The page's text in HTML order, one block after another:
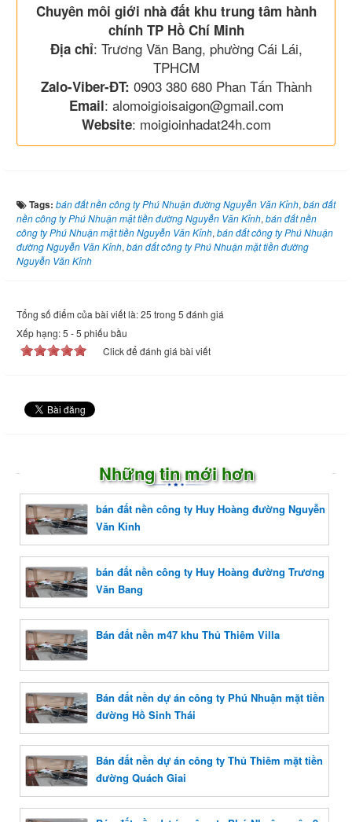
Chuyên môi giới nhà đất khu trung tâm hành
chính TP Hồ Chí Minh
Địa chỉ: Trương Văn Bang, phường Cái Lái,
TPHCM
Zalo-Viber-ĐT: 0903 380 680 Phan Tấn Thành
Email: alomoigioisaigon@gmail.com
Website: moigioinhadat24h.com
Tags: bán đất nền công ty Phú Nhuận đường Nguyễn Văn Kỉnh, bán đất
nền công ty Phú Nhuận mặt tiền đường Nguyễn Văn Kỉnh, bán đất nền
công ty Phú Nhuận mặt tiền Nguyễn Văn Kỉnh, bán đất công ty Phú Nhuận
đường Nguyễn Văn Kỉnh, bán đất công ty Phú Nhuận mặt tiền đường
Nguyễn Văn Kỉnh
Tổng số điểm của bài viết là: 25 trong 5 đánh giá
Xếp hạng:5 -5 phiếu bầu
Click để đánh giá bài viết
Những tin mới hơn
bán đất nền công ty Huy Hoàng đường Nguyễn
Văn Kỉnh
bán đất nền công ty Huy Hoàng đường Trương
Văn Bang
Bán đất nền m47 khu Thủ Thiêm Villa
Bán đất nền dự án công ty Phú Nhuận mặt tiền
đường Hồ Sinh Thái
Bán đất nền dự án công ty Thủ Thiêm mặt tiền
đường Quách Giai